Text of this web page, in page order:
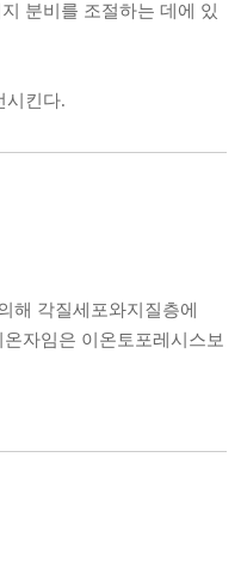
분비를 조절하는 데에 있
시킨다.
해 각질세포와지질층에
자임은 이온토포레시스보